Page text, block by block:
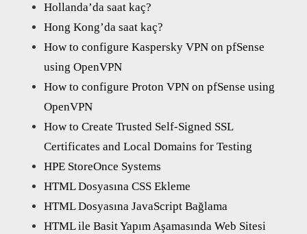
Hollanda’da saat kaç?
Hong Kong’da saat kaç?
How to configure Kaspersky VPN on pfSense
using OpenVPN
How to configure Proton VPN on pfSense using
OpenVPN
How to Create Trusted Self-Signed SSL
Certificates and Local Domains for Testing
HPE StoreOnce Systems
HTML Dosyasına CSS Ekleme
HTML Dosyasına JavaScript Bağlama
HTML ile Basit Yapım Aşamasında Web Sitesi